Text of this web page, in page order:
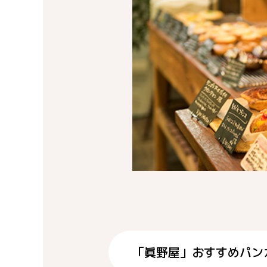
「眞野屋」おすすめパ